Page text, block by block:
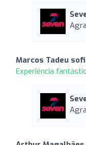
Marcos Tadeu
Experiência